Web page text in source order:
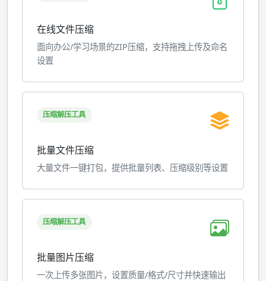
在线文件压缩
面向办公/学习场景的ZIP压缩，支持拖拽上传及命名
设置
压缩解压工具
批量文件压缩
大量文件一键打包，提供批量列表、压缩级别等设置
压缩解压工具
批量图片压缩
一次上传多张图片，设置质量/格式/尺寸并快速输出